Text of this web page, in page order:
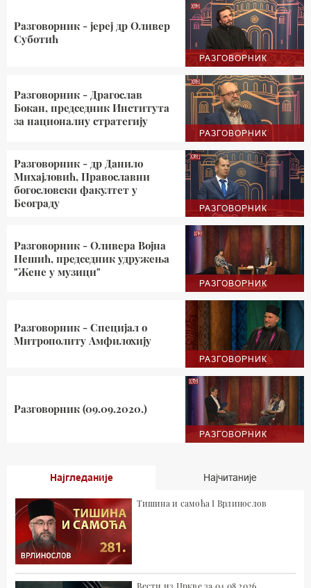
РАЗГОВОРНИК
Разговорник - јереј др Оливер
Суботић
РАЗГОВОРНИК
Разговорник - Драгослав
Бокан, председник Института
за националну стратегију
РАЗГОВОРНИК
Разговорник - др Данило
Михајловић, Православни
богословски факултет у
Београду
РАЗГОВОРНИК
Разговорник - Оливера Војна
Нешић, председник удружења
"Жене у музици"
РАЗГОВОРНИК
Разговорник - Специјал о
Митрополиту Амфилохију
РАЗГОВОРНИК
Разговорник (09.09.2020.)
Најгледаније Најчитаније
Тишина и самоћа I Врлинослов
Вести из Цркве за 04.08.2026.